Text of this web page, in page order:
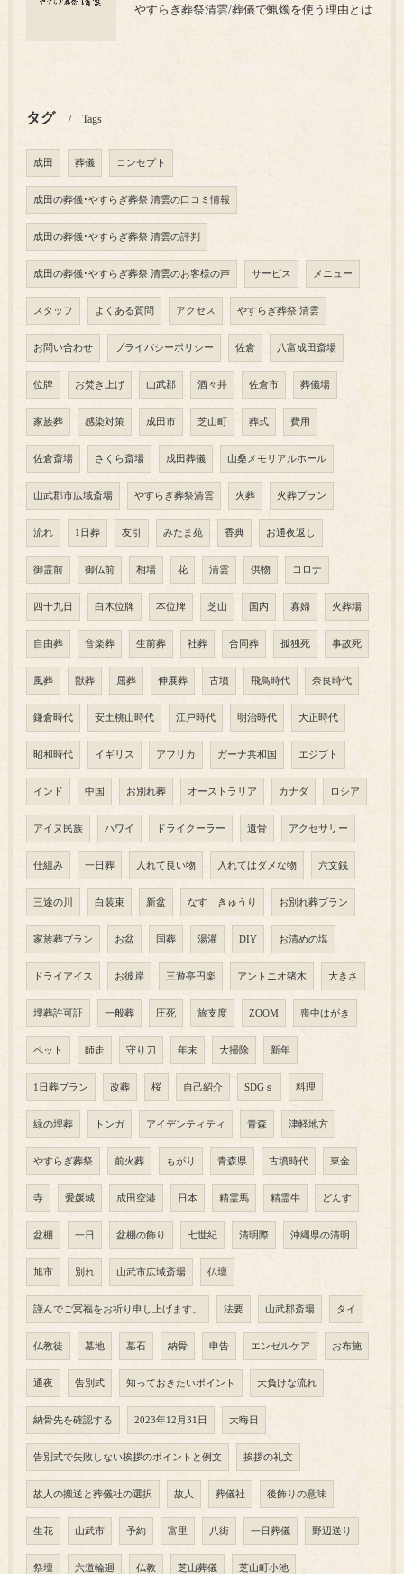
やすらぎ葬祭清雲/葬儀で蝋燭を使う理由とは
タグ Tags
成田 葬儀 コンセプト
成田の葬儀･やすらぎ葬祭 清雲の口コミ情報
成田の葬儀･やすらぎ葬祭 清雲の評判
成田の葬儀･やすらぎ葬祭 清雲のお客様の声 サービス メニュー
スタッフ よくある質問 アクセス やすらぎ葬祭 清雲
お問い合わせ プライバシーポリシー 佐倉 八富成田斎場
位牌 お焚き上げ 山武郡 酒々井 佐倉市 葬儀場
家族葬 感染対策 成田市 芝山町 葬式 費用
佐倉斎場 さくら斎場 成田葬儀 山桑メモリアルホール
山武郡市広域斎場 やすらぎ葬祭清雲 火葬 火葬プラン
流れ 1日葬 友引 みたま苑 香典 お通夜返し
御霊前 御仏前 相場 花 清雲 供物 コロナ
四十九日 白木位牌 本位牌 芝山 国内 寡婦 火葬場
自由葬 音楽葬 生前葬 社葬 合同葬 孤独死 事故死
風葬 獣葬 屈葬 伸展葬 古墳 飛鳥時代 奈良時代
鎌倉時代 安土桃山時代 江戸時代 明治時代 大正時代
昭和時代 イギリス アフリカ ガーナ共和国 エジプト
インド 中国 お別れ葬 オーストラリア カナダ ロシア
アイヌ民族 ハワイ ドライクーラー 遺骨 アクセサリー
仕組み 一日葬 入れて良い物 入れてはダメな物 六文銭
三途の川 白装束 新盆 なす きゅうり お別れ葬プラン
家族葬プラン お盆 国葬 湯灌 DIY お清めの塩
ドライアイス お彼岸 三遊亭円楽 アントニオ猪木 大きさ
埋葬許可証 一般葬 圧死 旅支度 ZOOM 喪中はがき
ペット 師走 守り刀 年末 大掃除 新年
1日葬プラン 改葬 桜 自己紹介 SDGｓ 料理
緑の埋葬 トンガ アイデンティティ 青森 津軽地方
やすらぎ葬祭 前火葬 もがり 青森県 古墳時代 東金
寺 愛媛城 成田空港 日本 精霊馬 精霊牛 どんす
盆棚 一日 盆棚の飾り 七世紀 清明際 沖縄県の清明
旭市 別れ 山武市広域斎場 仏壇
謹んでご冥福をお祈り申し上げます。 法要 山武郡斎場 タイ
仏教徒 墓地 墓石 納骨 申告 エンゼルケア お布施
通夜 告別式 知っておきたいポイント 大負けな流れ
納骨先を確認する 2023年12月31日 大晦日
告別式で失敗しない挨拶のポイントと例文 挨拶の礼文
故人の搬送と葬儀社の選択 故人 葬儀社 後飾りの意味
生花 山武市 予約 富里 八街 一日葬儀 野辺送り
祭壇 六道輪廻 仏教 芝山葬儀 芝山町小池